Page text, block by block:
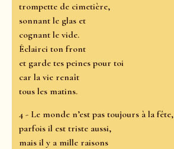
trompette de cimetière,
sonnant le glas et
cognant le vide.
Éclairci ton front
et garde tes peines pour toi
car la vie renaît
tous les matins.
4 - Le monde n’est pas toujours à la fête,
parfois il est triste aussi,
mais il y a mille raisons